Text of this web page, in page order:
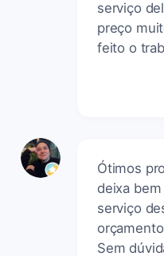
serviço
preço
feito o
Ótimos
deixa
serviço
Sem